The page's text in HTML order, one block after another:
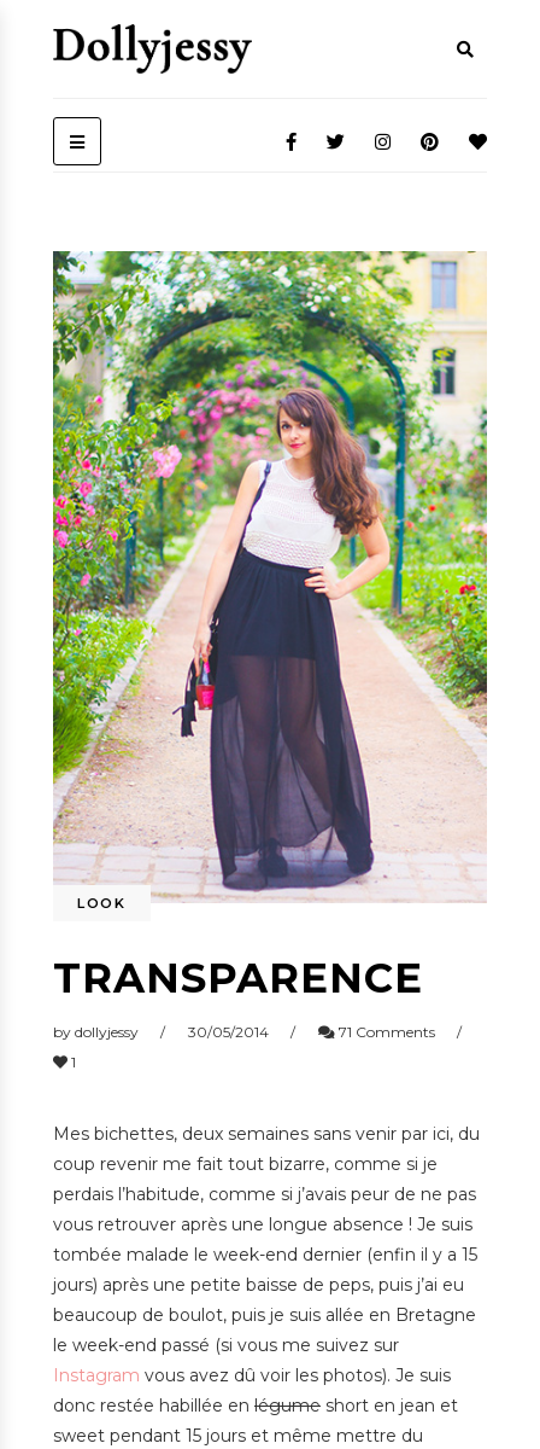
LOOK
TRANSPARENCE
by dollyjessy 30/05/2014
71 Comments
1
Mes bichettes, deux semaines sans venir par ici, du
coup revenir me fait tout bizarre, comme si je
perdais l’habitude, comme si j’avais peur de ne pas
vous retrouver après une longue absence ! Je suis
tombée malade le week-end dernier (enfin il y a 15
jours) après une petite baisse de peps, puis j’ai eu
beaucoup de boulot, puis je suis allée en Bretagne
le week-end passé (si vous me suivez sur
Instagram vous avez dû voir les photos). Je suis
donc restée habillée en légume short en jean et
sweet pendant 15 jours et même mettre du